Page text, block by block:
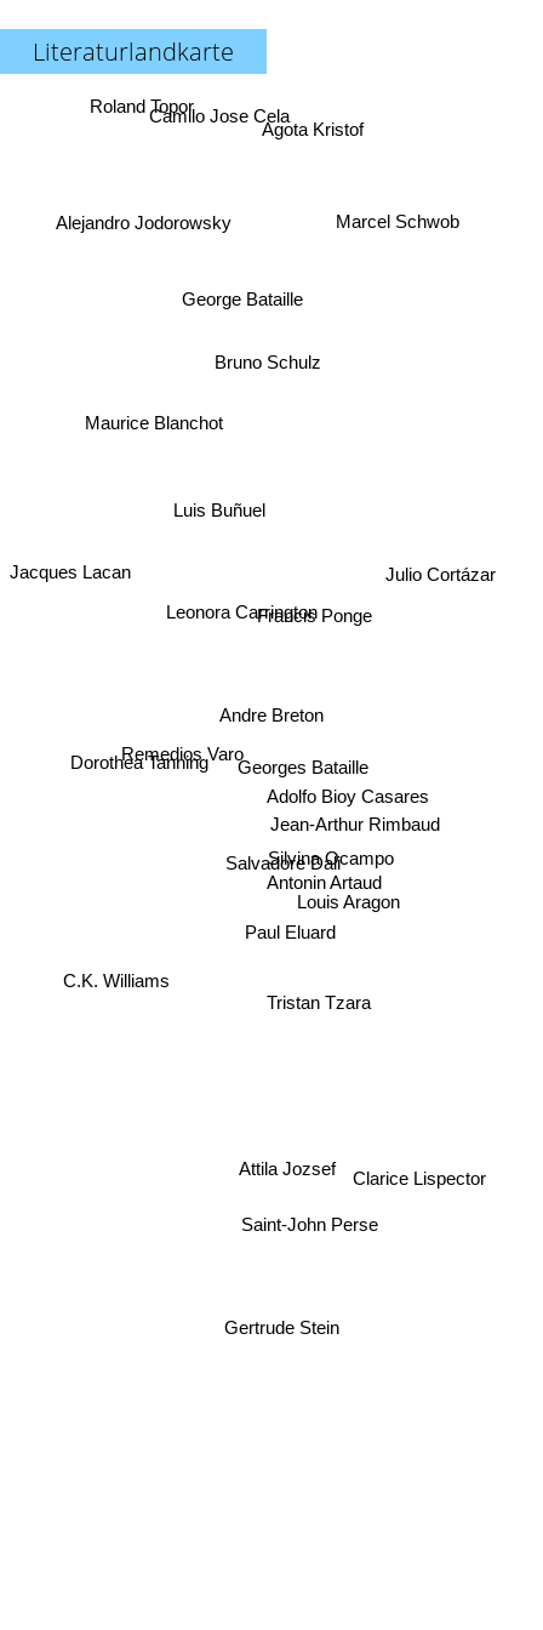
Literaturlandkarte
Andre Breton
Paul Eluard
Louis Aragon
Antonin Artaud
Tristan Tzara
Salvadore Dali
Georges Bataille
Jean-Arthur Rimbaud
Francis Ponge
Leonora Carrington
Remedios Varo
Luis Buñuel
Attila Jozsef
Dorothea Tanning
Silvina Ocampo
Adolfo Bioy Casares
George Bataille
Bruno Schulz
Maurice Blanchot
Saint-John Perse
Julio Cortázar
Marcel Schwob
Agota Kristof
C.K. Williams
Alejandro Jodorowsky
Gertrude Stein
Clarice Lispector
Camilo Jose Cela
Roland Topor
Jacques Lacan